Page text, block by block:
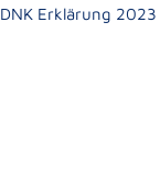
DNK Erklärung 2023